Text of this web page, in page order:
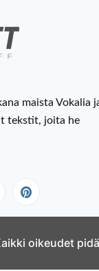
maista Vokalia
tekstit, joita he
oikeudet